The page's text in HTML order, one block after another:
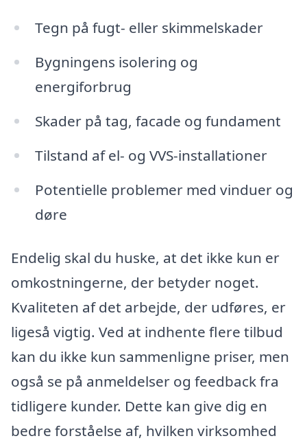
Tegn på fugt- eller skimmelskader
Bygningens isolering og
energiforbrug
Skader på tag, facade og fundament
Tilstand af el- og VVS-installationer
Potentielle problemer med vinduer og
døre
Endelig skal du huske, at det ikke kun er
omkostningerne, der betyder noget.
Kvaliteten af det arbejde, der udføres, er
ligeså vigtig. Ved at indhente flere tilbud
kan du ikke kun sammenligne priser, men
også se på anmeldelser og feedback fra
tidligere kunder. Dette kan give dig en
bedre forståelse af, hvilken virksomhed